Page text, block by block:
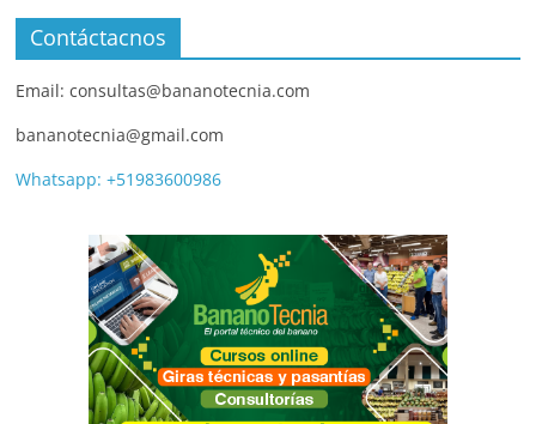
Contáctacnos
Email: consultas@bananotecnia.com
bananotecnia@gmail.com
Whatsapp: +51983600986